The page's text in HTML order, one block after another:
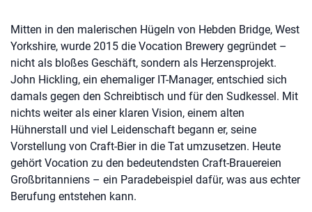
Mitten in den malerischen Hügeln von Hebden Bridge, West
Yorkshire, wurde 2015 die Vocation Brewery gegründet –
nicht als bloßes Geschäft, sondern als Herzensprojekt.
John Hickling, ein ehemaliger IT-Manager, entschied sich
damals gegen den Schreibtisch und für den Sudkessel. Mit
nichts weiter als einer klaren Vision, einem alten
Hühnerstall und viel Leidenschaft begann er, seine
Vorstellung von Craft-Bier in die Tat umzusetzen. Heute
gehört Vocation zu den bedeutendsten Craft-Brauereien
Großbritanniens – ein Paradebeispiel dafür, was aus echter
Berufung entstehen kann.